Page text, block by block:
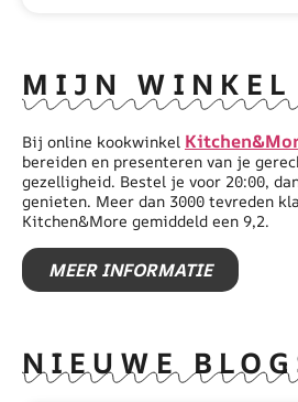
MIJN WINKEL
Bij online kookwinkel
bereiden en presenteren van je
gezelligheid. Bestel je voor 20:00,
genieten. Meer dan 3000 tevreden
Kitchen&More gemiddeld een 9,2.
MEER INFORMATIE
NIEUWE